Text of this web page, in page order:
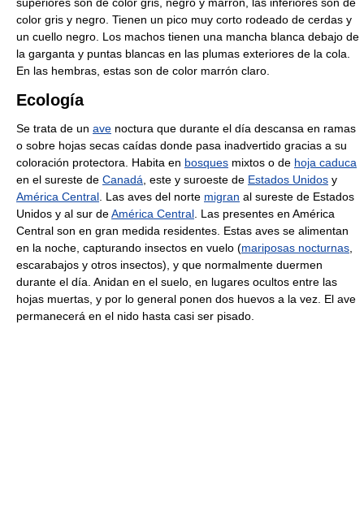
color gris y negro. Tienen un pico muy corto rodeado de cerdas y
un cuello negro. Los machos tienen una mancha blanca debajo de
la garganta y puntas blancas en las plumas exteriores de la cola.
En las hembras, estas son de color marrón claro.
Ecología
Se trata de un ave noctura que durante el día descansa en ramas
o sobre hojas secas caídas donde pasa inadvertido gracias a su
coloración protectora. Habita en bosques mixtos o de hoja caduca
en el sureste de Canadá , este y suroeste de Estados Unidos y
América Central . Las aves del norte migran al sureste de Estados
Unidos y al sur deAmérica Central . Las presentes en América
Central son en gran medida residentes. Estas aves se alimentan
en la noche, capturando insectos en vuelo (mariposas nocturnas
escarabajos y otros insectos), y que normalmente duermen
durante el día. Anidan en el suelo, en lugares ocultos entre las
hojas muertas, y por lo general ponen dos huevos a la vez. El ave
permanecerá en el nido hasta casi ser pisado.